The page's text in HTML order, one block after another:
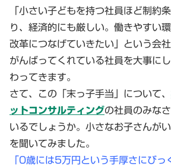
「小さい子どもを持つ社員ほど制約
り、経済的にも厳しい。働きやすい
改革につなげていきたい」という会
がんばってくれている社員を大事に
わってきます。
さて、この「末っ子手当」について、
ットコンサルティングの社員のみな
いるでしょうか。小さなお子さんが
を聞いてみました。
「0歳には5万円という手厚さにびっ